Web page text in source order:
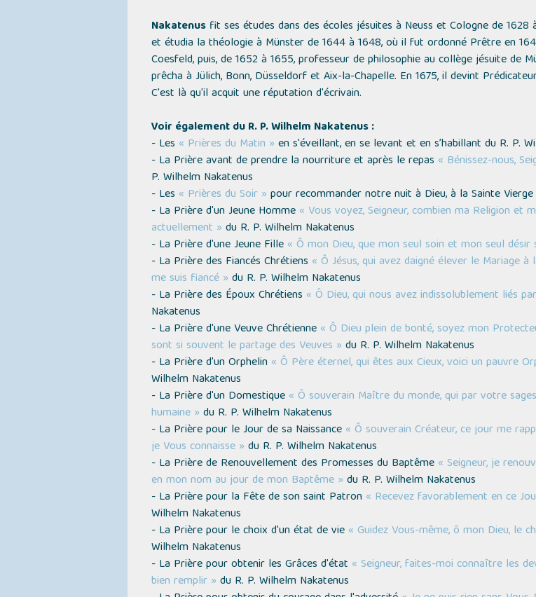
Nakatenusfit ses études dans des écoles jésuites à Neuss et Cologne de 1628
et étudia la théologie à Münster de 1644 à 1648, où il fut ordonné Prêtre en
Coesfeld, puis, de 1652 à 1655, professeur de philosophie au collège jésuite de
prêcha à Jülich, Bonn, Düsseldorf et Aix-la-Chapelle. En 1675, il devint
C'est là qu'il acquit une réputation d'écrivain.
Voir également du R. P. Wilhelm Nakatenus :
- Les « Prières du Matin » en s'éveillant, en se levant et en s’habillant du R. P.
- La Prière avant de prendre la nourriture et après le repas « Bénissez-nous,
P. Wilhelm Nakatenus
- Les « Prières du Soir » pour recommander notre nuit à Dieu, à la Sainte
- La Prière d'un Jeune Homme « Vous voyez, Seigneur, combien ma Religion
actuellement » du R. P. Wilhelm Nakatenus
- La Prière d'une Jeune Fille « Ô mon Dieu, que mon seul soin et mon seul
- La Prière des Fiancés Chrétiens « Ô Jésus, qui avez daigné élever le Mariage
me suis fiancé » du R. P. Wilhelm Nakatenus
- La Prière des Époux Chrétiens « Ô Dieu, qui nous avez indissolublement liés
Nakatenus
- La Prière d'une Veuve Chrétienne « Ô Dieu plein de bonté, soyez mon
sont si souvent le partage des Veuves » du R. P. Wilhelm Nakatenus
- La Prière d'un Orphelin « Ô Père éternel, qui êtes aux Cieux, voici un pauvre
Wilhelm Nakatenus
- La Prière d'un Domestique « Ô souverain Maître du monde, qui par votre
humaine » du R. P. Wilhelm Nakatenus
- La Prière pour le Jour de sa Naissance « Ô souverain Créateur, ce jour me
je Vous connaisse » du R. P. Wilhelm Nakatenus
- La Prière de Renouvellement des Promesses du Baptême « Seigneur, je
en mon nom au jour de mon Baptême » du R. P. Wilhelm Nakatenus
- La Prière pour la Fête de son saint Patron « Recevez favorablement en ce
Wilhelm Nakatenus
- La Prière pour le choix d'un état de vie « Guidez Vous-même, ô mon Dieu, le
Wilhelm Nakatenus
- La Prière pour obtenir les Grâces d'état « Seigneur, faites-moi connaître les
bien remplir » du R. P. Wilhelm Nakatenus